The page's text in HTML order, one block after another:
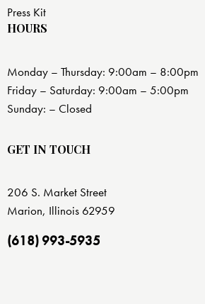
Press Kit
HOURS
Monday – Thursday: 9:00am – 8:00pm
Friday – Saturday: 9:00am – 5:00pm
Sunday: – Closed
GET IN TOUCH
206 S. Market Street
Marion, Illinois 62959
(618) 993-5935